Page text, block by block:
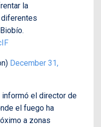
la
December 31,
informó el director de
el fuego ha
a zonas